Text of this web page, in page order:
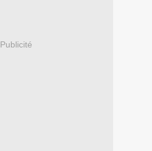
Publicité